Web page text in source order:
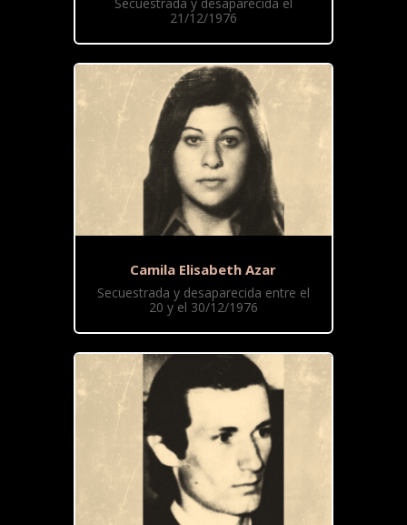
21/12/1976
Camila Elisabeth Azar
Secuestrada y desaparecida entre el
20 y el 30/12/1976